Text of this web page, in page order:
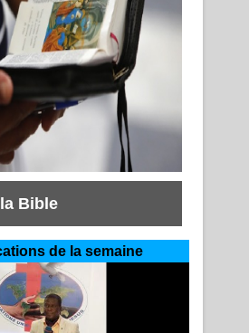
Bible
de la semaine